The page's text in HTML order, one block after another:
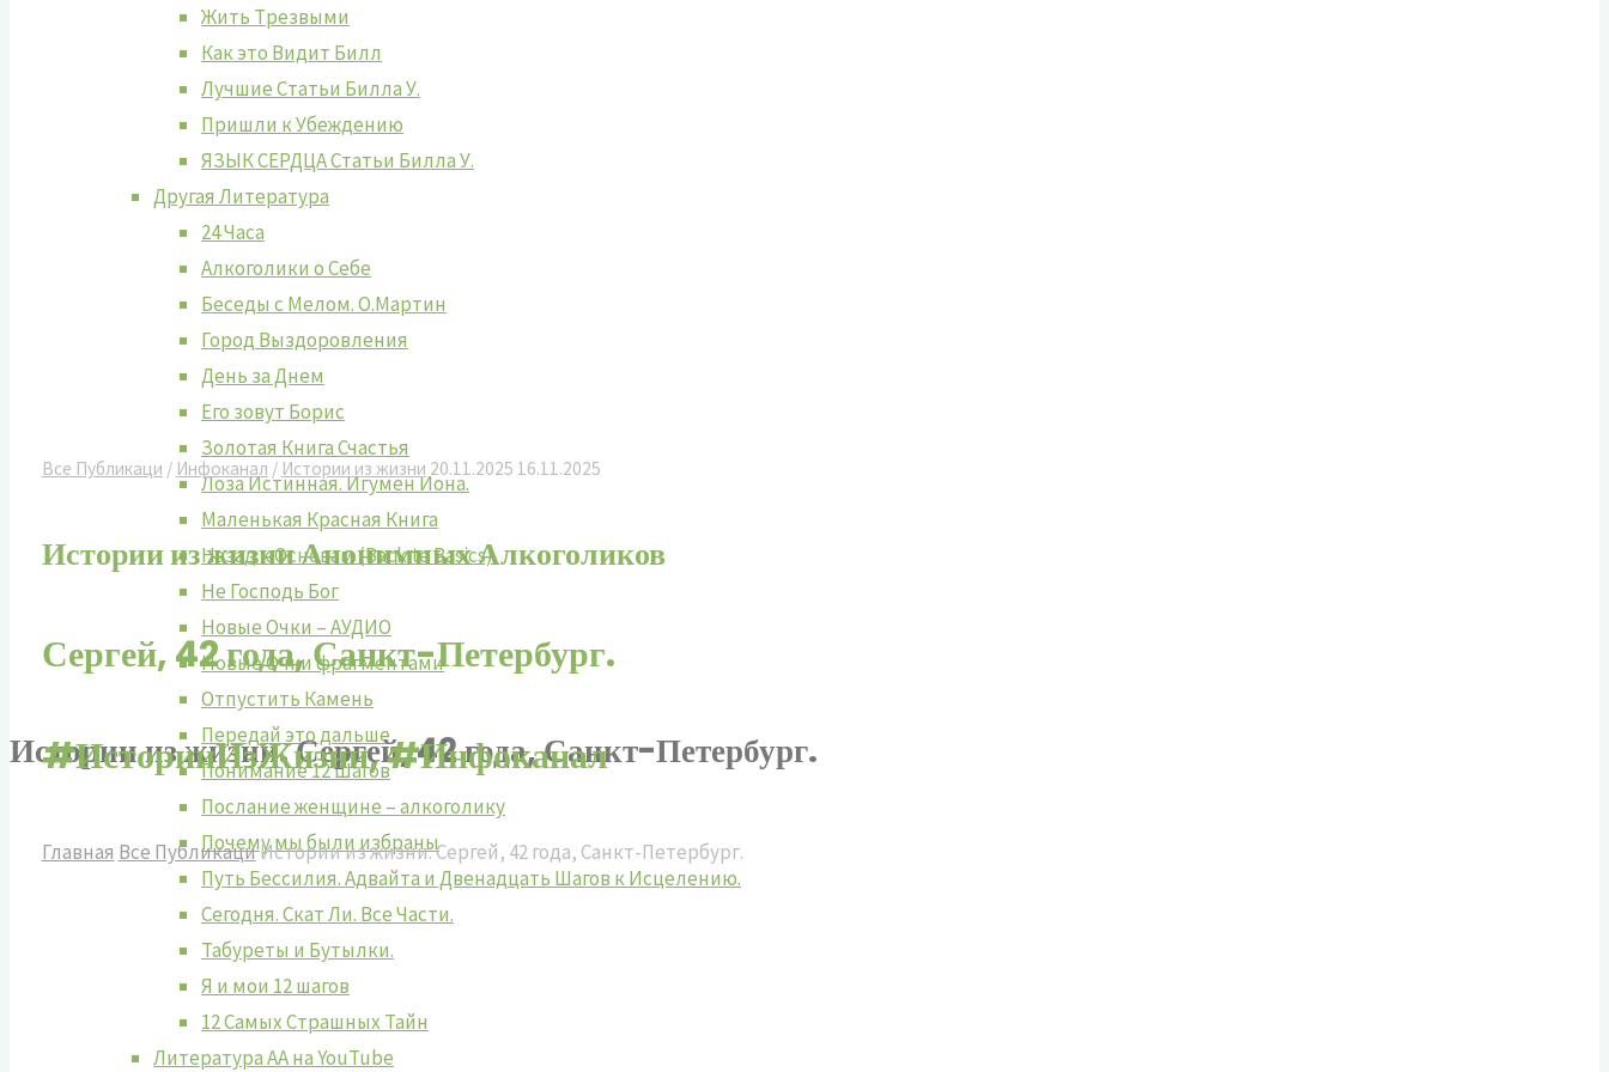
Жить Tрезвыми
Как это Видит Билл
Лучшие Cтатьи Билла У.
Пришли к Убеждению
ЯЗЫК СЕРДЦА Статьи Билла У.
Другая Литература
24 Часа
Алкоголики о Себе
Беседы с Мелом. О.Мартин
Город Выздоровления
День за Днем
Его зовут Борис
Золотая Книга Счастья
Лоза Истинная. Игумен Иона.
Маленькая Красная Книга
Назад к Основам (Back to Basics)
Не Господь Бог
Новые Очки – АУДИО
Новые Очки фрагментами
Отпустить Камень
Передай это дальше
Понимание 12 Шагов
Послание женщине – алкоголику
Почему мы были избраны
Путь Бессилия. Адвайта и Двенадцать Шагов к Исцелению.
Сегодня. Скат Ли. Все Части.
Табуреты и Бутылки.
Я и мои 12 шагов
12 Самых Страшных Тайн
Литература АА на YouTube
Истории из жизни. Сергей, 42 года, Санкт-Петербург.
Главная Все ПубликациИстории из жизни. Сергей, 42 года, Санкт-Петербург.
Все Публикаци / Инфоканал / Истории из жизни 20.11.2025 16.11.2025
Истории из жизни Анонимных Алкоголиков
Сергей, 42 года, Санкт-Петербург.
#ИсторииИзЖизни, #Инфоканал